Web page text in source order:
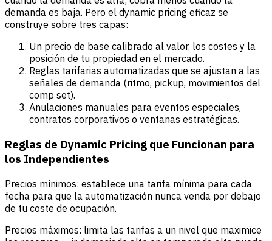
demanda es baja. Pero el dynamic pricing eficaz se
construye sobre tres capas:
Un precio de base calibrado al valor, los costes y la
posición de tu propiedad en el mercado.
Reglas tarifarias automatizadas que se ajustan a las
señales de demanda (ritmo, pickup, movimientos del
comp set).
Anulaciones manuales para eventos especiales,
contratos corporativos o ventanas estratégicas.
Reglas de Dynamic Pricing que Funcionan para
los Independientes
Precios mínimos: establece una tarifa mínima para cada
fecha para que la automatización nunca venda por debajo
de tu coste de ocupación.
Precios máximos: limita las tarifas a un nivel que maximice